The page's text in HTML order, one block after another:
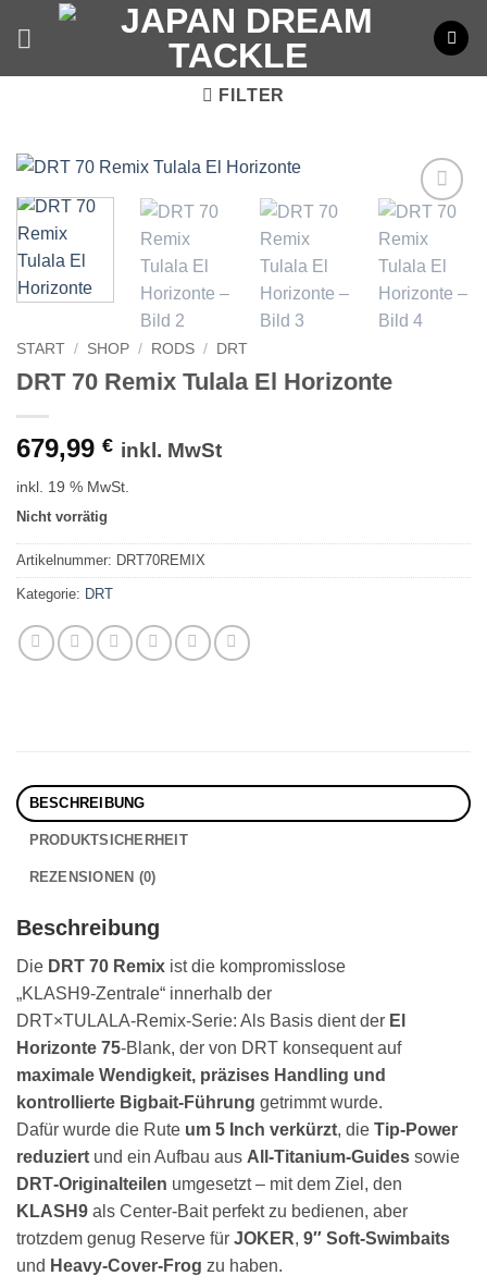
FILTER
START / SHOP / RODS / DRT
DRT 70 Remix Tulala El Horizonte
679,99 € inkl. MwSt
inkl. 19 % MwSt.
Nicht vorrätig
Artikelnummer: DRT70REMIX
Kategorie: DRT
BESCHREIBUNG
PRODUKTSICHERHEIT
REZENSIONEN (0)
Beschreibung
Die DRT 70 Remix ist die kompromisslose
„KLASH9‑Zentrale“ innerhalb der
DRT×TULALA‑Remix‑Serie: Als Basis dient der El
Horizonte 75‑Blank, der von DRT konsequent auf
maximale Wendigkeit, präzises Handling und
kontrollierte Bigbait‑Führung getrimmt wurde.
Dafür wurde die Rute um 5 Inch verkürzt, die Tip‑Power
reduziert und ein Aufbau aus All‑Titanium‑Guides sowie
DRT‑Originalteilen umgesetzt – mit dem Ziel, den
KLASH9 als Center‑Bait perfekt zu bedienen, aber
trotzdem genug Reserve für JOKER, 9″ Soft‑Swimbaits
und Heavy‑Cover‑Frog zu haben.